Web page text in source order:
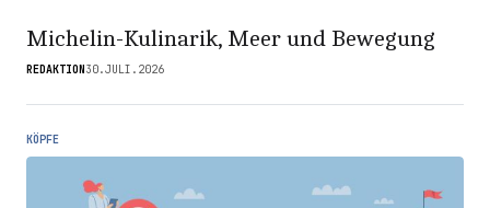
Michelin-Kulinarik, Meer und Bewegung
REDAKTION 30.JULI.2026
KÖPFE